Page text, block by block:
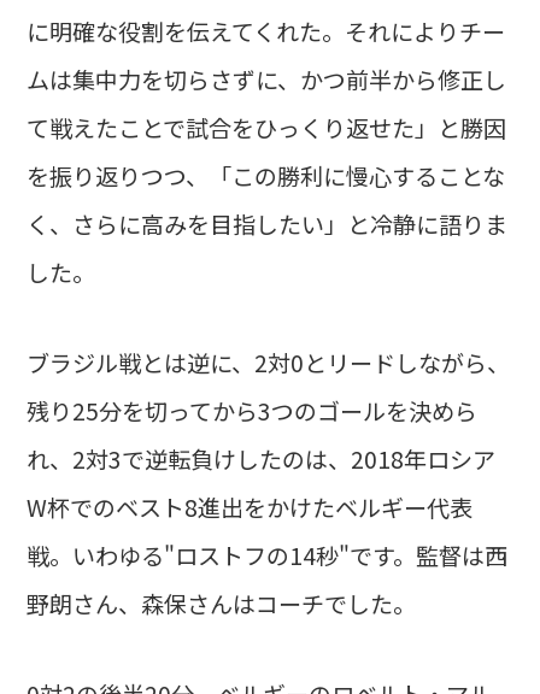
に明確な役割を伝えてくれた。それによりチー
ムは集中力を切らさずに、かつ前半から修正し
て戦えたことで試合をひっくり返せた」と勝因
を振り返りつつ、「この勝利に慢心することな
く、さらに高みを目指したい」と冷静に語りま
した。
ブラジル戦とは逆に、2対0とリードしながら、
残り25分を切ってから3つのゴールを決めら
れ、2対3で逆転負けしたのは、2018年ロシア
W杯でのベスト8進出をかけたベルギー代表
戦。いわゆる"ロストフの14秒"です。監督は西
野朗さん、森保さんはコーチでした。